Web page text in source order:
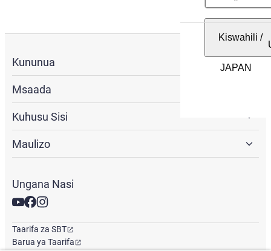
Kiswahili /
Kununua
Msaada
Kuhusu Sisi
Maulizo
Ungana Nasi
Taarifa za SBT
Barua ya Taarifa